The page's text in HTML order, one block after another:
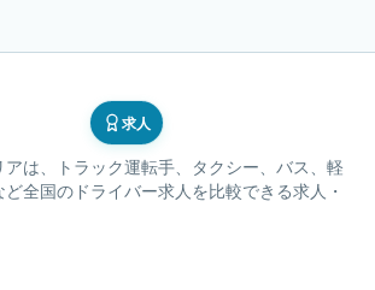
求人
アは、トラック運転手、タクシー、バス、軽
全国のドライバー求人を比較できる求人・